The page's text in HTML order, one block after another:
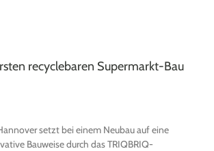
recyclebaren Supermarkt-Bau
setzt bei einem Neubau auf eine
Bauweise durch das TRIQBRIQ-